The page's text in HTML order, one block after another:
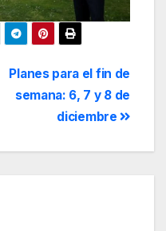
Planes para el fin de
semana: 6, 7 y 8 de
diciembre